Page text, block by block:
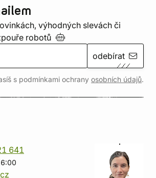
výhodných slevách či
robotů
odebírat
s podmínkami ochrany osobních údajů.
641